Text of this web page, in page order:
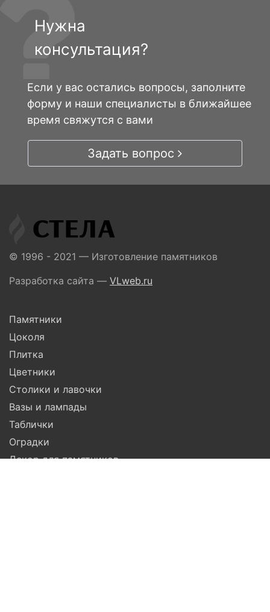
Нужна
консультация?
Если у вас остались вопросы, заполните
форму и наши специалисты в ближайшее
время свяжутся с вами
Задать вопрос
© 1996 - 2021 — Изготовление памятников
Разработка сайта — VLweb.ru
Памятники
Цоколя
Плитка
Цветники
Столики и лавочки
Вазы и лампады
Таблички
Оградки
Декор для памятников